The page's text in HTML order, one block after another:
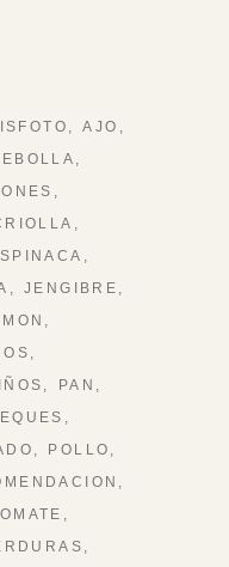
AJO
JENGIBRE
PAN
POLLO